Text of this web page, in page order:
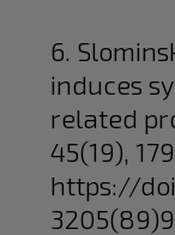
6.
induces
related
45(19),
https://